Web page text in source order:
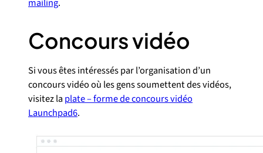
mailing.
Concours vidéo
Si vous êtes intéressés par l’organisation d’un
concours vidéo où les gens soumettent des vidéos,
visitez la plate – forme de concours vidéo
Launchpad6.